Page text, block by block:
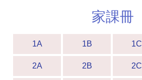
家課冊
1A 1B 1C
2A 2B 2C